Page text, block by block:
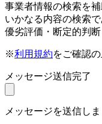
事業者情報の検索を補
いかなる内容の検索
優劣評価・断定的判
※利用規約をご確認
メッセージ送信完了
メッセージを送信しま